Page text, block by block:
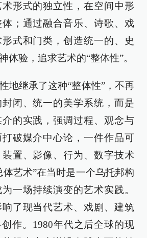
形式的独立性，在空间中形
；通过融合音乐、诗歌、戏
式和门类，创造统一的、史
体验，追求艺术的“整体性”。
地继承了这种“整体性”，不再
闭、统一的美学系统，而是
的实践，强调过程、观念与
破媒介中心论，一件作品可
置、影像、行为、数字技术
体艺术”在当时是一个乌托邦构
一场持续演变的艺术实践。
了现当代艺术、戏剧、建筑
作。1980年代之后全球的现